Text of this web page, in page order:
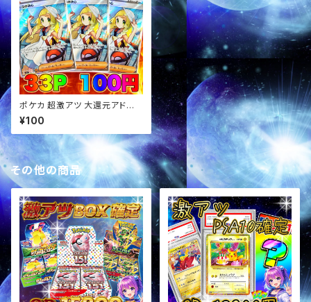
ポケカ 超激アツ 大還元アド確
定 オリパ
¥100
その他の商品